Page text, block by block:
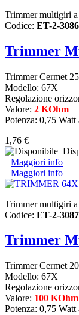
Trimmer multigiri
Codice: ET-2-
Trimmer
Trimmer Cermet
Modello: 67X
Regolazione
Valore: 2 KOhm
Potenza: 0,75 Watt
1,76 €
Maggiori info
Maggiori info
Trimmer multigiri
Codice: ET-2-
Trimmer
Trimmer Cermet
Modello: 67X
Regolazione
Valore: 100 KOhm
Potenza: 0,75 Watt